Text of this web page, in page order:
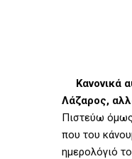
Κανονικά
Λάζαρος,
Πιστεύω όμως
που του
ημερολόγιό